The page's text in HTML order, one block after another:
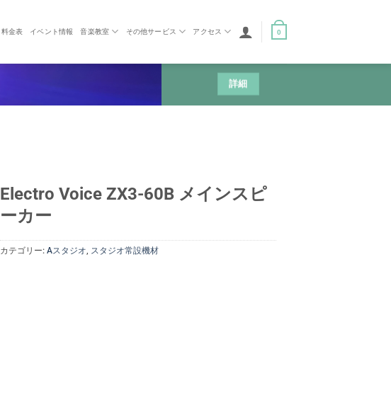
料金表 イベント情報 音楽教室 その他サービス アクセス 0
詳細
Electro Voice ZX3-60B メインスピ
ーカー
カテゴリー: Aスタジオ スタジオ常設機材